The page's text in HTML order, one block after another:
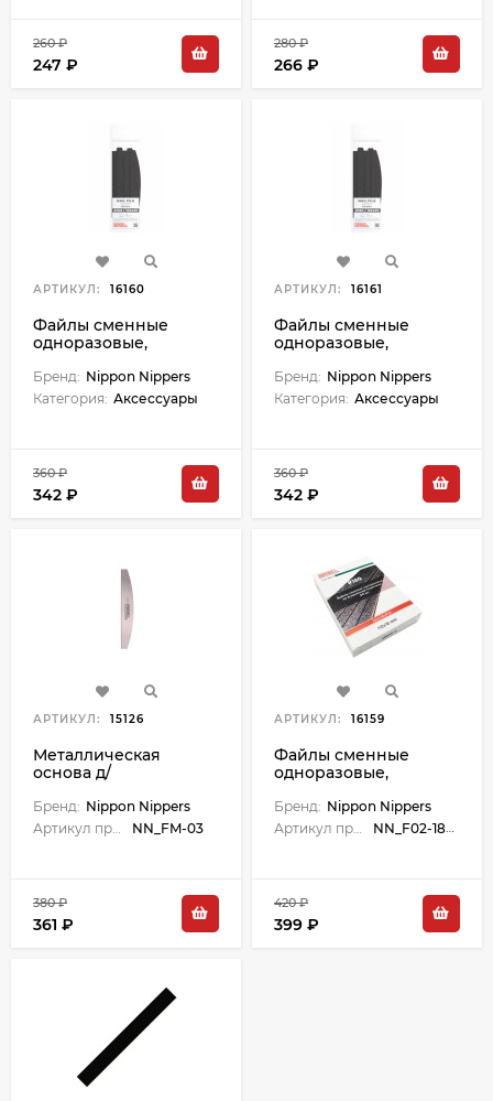
260 ₽
247 ₽
280 ₽
266 ₽
АРТИКУЛ: 16160
Файлы сменные
одноразовые,
кремния, 15 шт.,
полуовал. Размер
162x25 мм.
Бренд: Nippon Nippers
Категория: Аксессуары
360 ₽
342 ₽
АРТИКУЛ: 16161
Файлы сменные
одноразовые,
кремния, 15 шт.,
полуовал. Размер
162x25 мм.
Бренд: Nippon Nippers
Категория: Аксессуары
360 ₽
342 ₽
АРТИКУЛ: 15126
Металлическая
основа д/
(пилок д/ногтей),
полуовал. Размер
162x25 мм.
Бренд: Nippon Nippers
Артикул производителя:
NN_FM-03
380 ₽
361 ₽
АРТИКУЛ: 16159
Файлы сменные
одноразовые,
кремния, 50 шт.
Размер 110х18 мм.
Бренд: Nippon Nippers
Артикул производителя:
NN_F02-180-A
420 ₽
399 ₽